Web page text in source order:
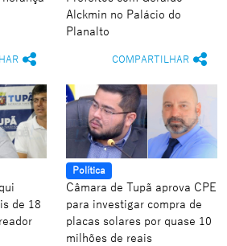
Alckmin no Palácio do
Planalto
COMPARTILHAR
de 18
Política
Câmara de Tupã aprova CPE
para investigar compra de
placas solares por quase 10
milhões de reais